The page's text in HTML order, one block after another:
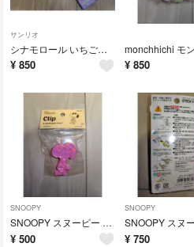
サンリオ
シナモロール いちご新聞654号コラボレーション ぬいぐるみ(新品・未使用)
¥ 850 ¥ 850
SNOOPY
SNOOPY スヌーピー PEANUTS ピーナッツ オーロラダイカットクリップ
¥ 500
SNOOPY
¥ 750